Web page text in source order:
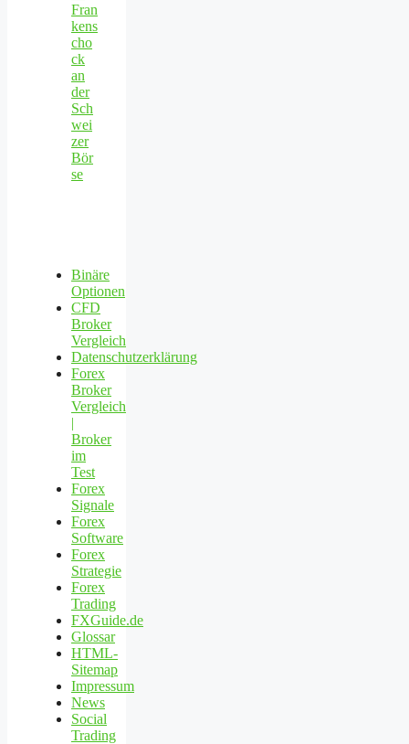
Fran
kens
cho
ck
an
der
Sch
wei
zer
Bör
se
Binäre
Optionen
CFD
Broker
Vergleich
Datenschutzerklärung
Forex
Broker
Vergleich
|
Broker
im
Test
Forex
Signale
Forex
Software
Forex
Strategie
Forex
Trading
FXGuide.de
Glossar
HTML-
Sitemap
Impressum
News
Social
Trading